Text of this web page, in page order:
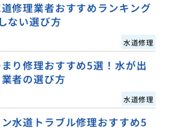
修理業者おすすめランキング
ない選び方
水道修理
り修理おすすめ5選！水が出
者の選び方
水道修理
水道トラブル修理おすすめ5